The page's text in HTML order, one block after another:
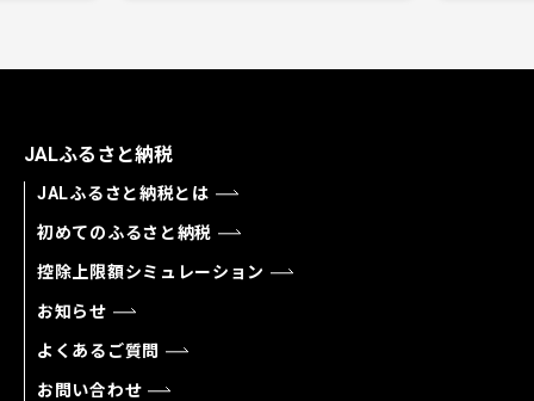
JALふるさと納税
JALふるさと納税とは
初めてのふるさと納税
控除上限額シミュレーション
お知らせ
よくあるご質問
お問い合わせ